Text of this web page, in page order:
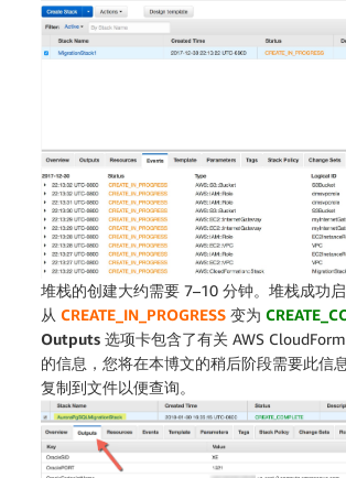
堆栈的创建大约需要 7–10 分钟。堆栈成功启
从 CREATE_IN_PROGRESS 变为
Outputs 选项卡包含了有关 AWS
的信息，您将在本博文的稍后阶段需要此信
复制到文件以便查询。